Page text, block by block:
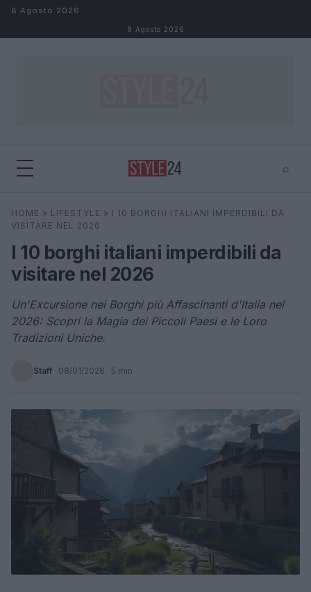
Salta al contenuto
8 Agosto 2026
8 Agosto 2026
⌕
Cerca ⌕ ×
HOME » LIFESTYLE » I 10 BORGHI ITALIANI IMPERDIBILI DA
VISITARE NEL 2026
I 10 borghi italiani imperdibili da
visitare nel 2026
Un'Excursione nei Borghi più Affascinanti d'Italia nel
2026: Scopri la Magia dei Piccoli Paesi e le Loro
Tradizioni Uniche.
Staff · 08/01/2026 · 5 min